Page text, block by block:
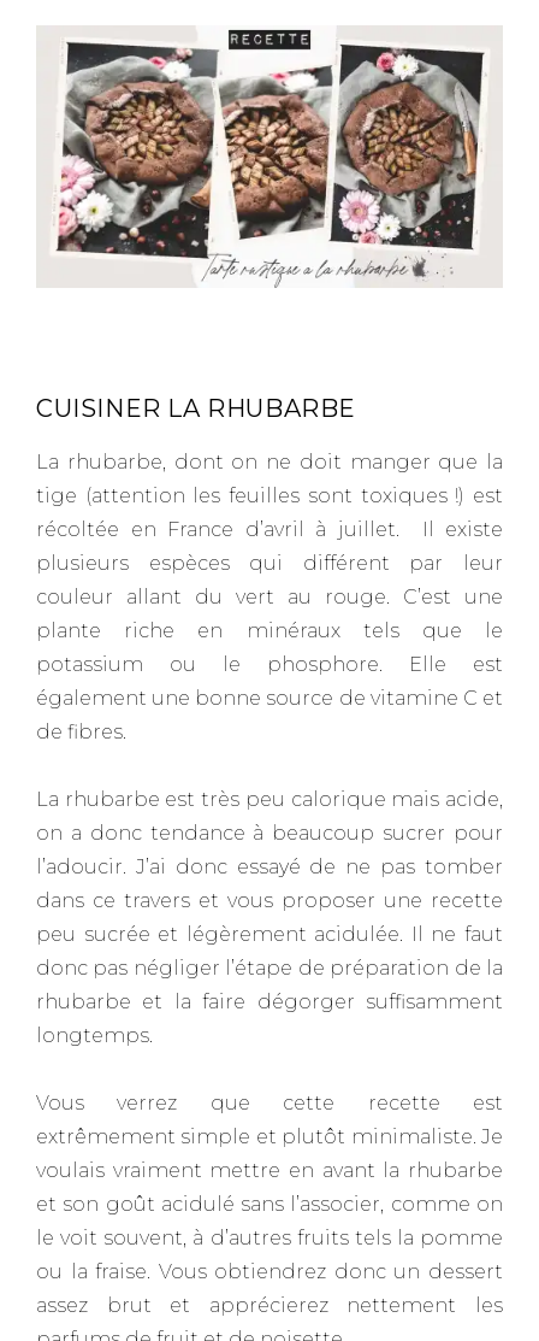
CUISINER LA RHUBARBE
La rhubarbe, dont on ne doit manger que la
tige (attention les feuilles sont toxiques !) est
récoltée en France d’avril à juillet. Il existe
plusieurs espèces qui différent par leur
couleur allant du vert au rouge. C’est une
plante riche en minéraux tels que le
potassium ou le phosphore. Elle est
également une bonne source de vitamine C et
de fibres.
La rhubarbe est très peu calorique mais acide,
on a donc tendance à beaucoup sucrer pour
l’adoucir. J’ai donc essayé de ne pas tomber
dans ce travers et vous proposer une recette
peu sucrée et légèrement acidulée. Il ne faut
donc pas négliger l’étape de préparation de la
rhubarbe et la faire dégorger suffisamment
longtemps.
Vous verrez que cette recette est
extrêmement simple et plutôt minimaliste. Je
voulais vraiment mettre en avant la rhubarbe
et son goût acidulé sans l’associer, comme on
le voit souvent, à d’autres fruits tels la pomme
ou la fraise. Vous obtiendrez donc un dessert
assez brut et apprécierez nettement les